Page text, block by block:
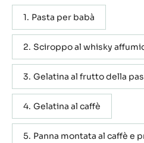
Pasta per babà
Sciroppo al whisky
Gelatina al frutto della
Gelatina al caffè
Panna montata al caffè e